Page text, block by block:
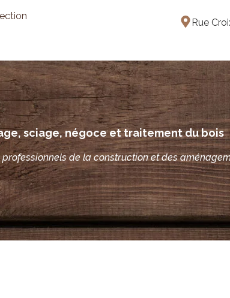
Rue
sciage, négoce et traitement du bois
professionnels de la construction et des